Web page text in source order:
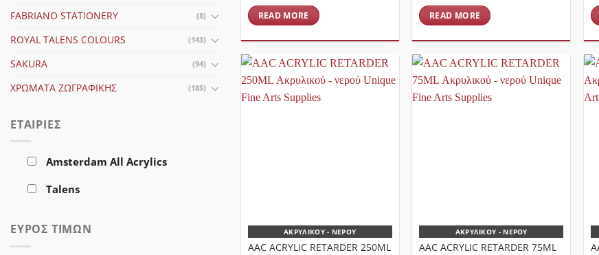
FABRIANO STATIONERY (8)
ROYAL TALENS COLOURS (143)
SAKURA (94)
ΧΡΏΜΑΤΑ ΖΩΓΡΑΦΙΚΉΣ (185)
ΕΤΑΙΡΊΕΣ
Amsterdam All Acrylics
Talens
ΕΎΡΟΣ ΤΙΜΏΝ
READ MORE READ MORE
ΑΚΡΥΛΙΚΟΎ - ΝΕΡΟΎ
AAC ACRYLIC RETARDER 250ML
ΑΚΡΥΛΙΚΟΎ - ΝΕΡΟΎ
AAC ACRYLIC RETARDER 75ML